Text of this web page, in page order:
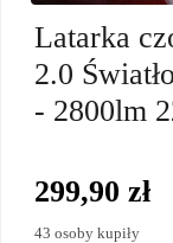
Latarka
2.0
- 2800lm
299,90 zł
43 osoby kupiły